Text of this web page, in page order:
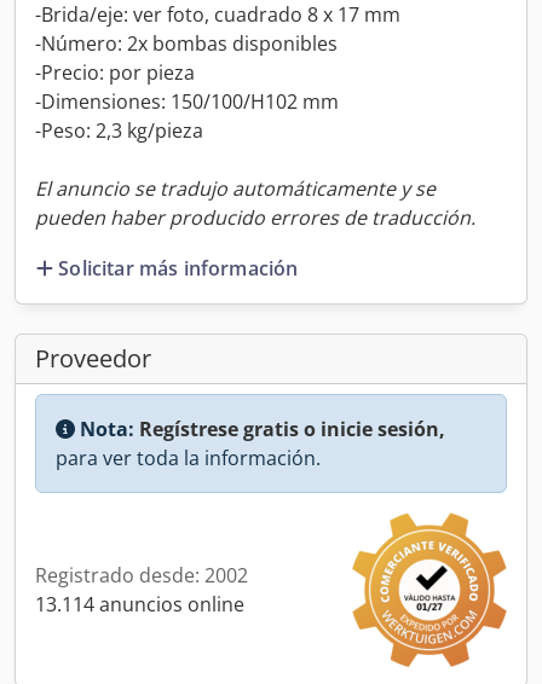
-Brida/eje: ver foto, cuadrado 8 x 17 mm
-Número: 2x bombas disponibles
-Precio: por pieza
-Dimensiones: 150/100/H102 mm
-Peso: 2,3 kg/pieza
El anuncio se tradujo automáticamente y se
pueden haber producido errores de traducción.
Solicitar más información
Proveedor
Nota: Regístrese gratis o inicie sesión,
para ver toda la información.
Registrado desde: 2002
13.114 anuncios online